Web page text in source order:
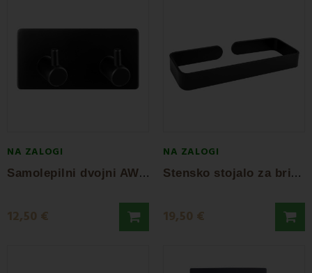
NA ZALOGI
S
amolepilni dvojni AWD stenski obešalnik
12,50 €
NA ZALOGI
S
tensko stojalo za brisače črno AWD
19,50 €